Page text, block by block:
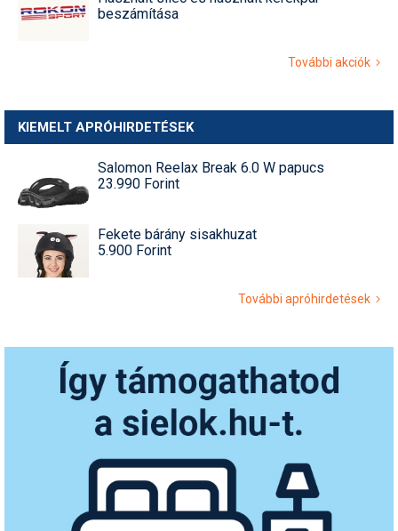
beszámítása
További akciók
KIEMELT APRÓHIRDETÉSEK
Salomon Reelax Break 6.0 W papucs
23.990 Forint
Fekete bárány sisakhuzat
5.900 Forint
További apróhirdetések